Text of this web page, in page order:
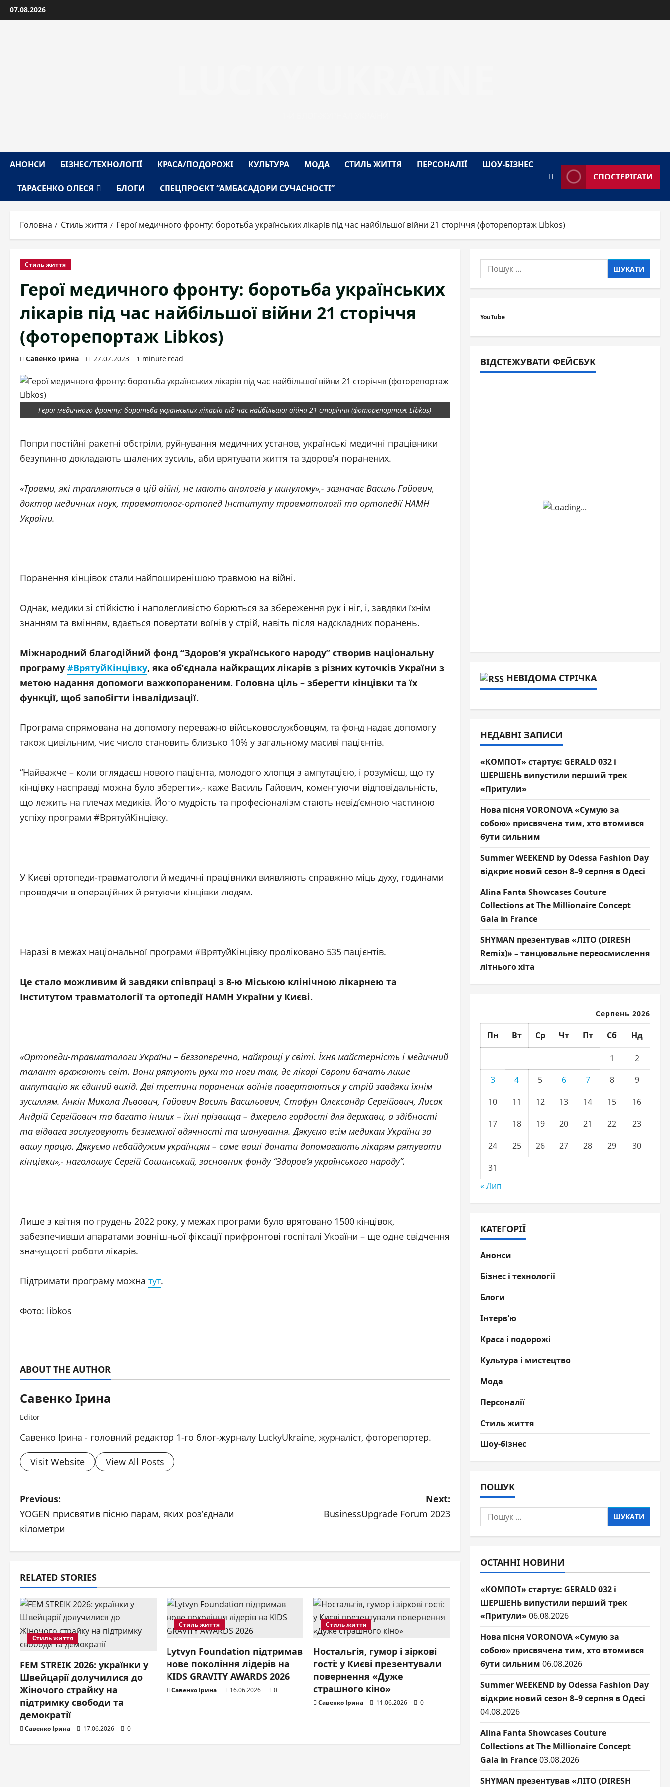
Перейти
до
07.08.2026
АНОНСИ БІЗНЕС/ТЕХНОЛОГІЇ КРАСА/ПОДОРОЖІ КУЛЬТУРА МОДА СТИЛЬ ЖИТТЯ ПЕРСОНАЛІЇ ШОУ-БІЗНЕС
ТАРАСЕНКО ОЛЕСЯ БЛОГИ СПЕЦПРОЄКТ “АМБАСАДОРИ СУЧАСНОСТІ”
СПОСТЕРІГАТИ
Головна Стиль життя Герої медичного фронту: боротьба українських лікарів під час найбільшої війни 21 сторіччя (фоторепортаж Libkos)
Стиль життя
Герої медичного фронту: боротьба українських
лікарів під час найбільшої війни 21 сторіччя
(фоторепортаж Libkos)
Савенко Ірина 27.07.2023 1 minute read
Герої медичного фронту: боротьба українських лікарів під час найбільшої війни 21 сторіччя (фоторепортаж Libkos)
Попри постійні ракетні обстріли, руйнування медичних установ, українські медичні працівники
безупинно докладають шалених зусиль, аби врятувати життя та здоров’я поранених.
«Травми, які трапляються в цій війні, не мають аналогів у минулому»,- зазначає Василь Гайович,
доктор медичних наук, травматолог-ортопед Інституту травматології та ортопедії НАМН
України.
Поранення кінцівок стали найпоширенішою травмою на війні.
Однак, медики зі стійкістю і наполегливістю борються за збереження рук і ніг, і, завдяки їхнім
знанням та вмінням, вдається повертати воїнів у стрій, навіть після надскладних поранень.
Міжнародний благодійний фонд “Здоров’я українського народу” створив національну
програму #ВрятуйКінцівку, яка об’єднала найкращих лікарів з різних куточків України з
метою надання допомоги важкопораненим. Головна ціль – зберегти кінцівки та їх
функції, щоб запобігти інвалідизації.
Програма спрямована на допомогу переважно військовослужбовцям, та фонд надає допомогу
також цивільним, чиє число становить близько 10% у загальному масиві пацієнтів.
“Найважче – коли оглядаєш нового пацієнта, молодого хлопця з ампутацією, і розумієш, що ту
кінцівку насправді можна було зберегти»,- каже Василь Гайович, коментуючи відповідальність,
що лежить на плечах медиків. Його мудрість та професіоналізм стають невід’ємною частиною
успіху програми #ВрятуйКінцівку.
У Києві ортопеди-травматологи й медичні працівники виявляють справжню міць духу, годинами
проводячи в операційних й рятуючи кінцівки людям.
Наразі в межах національної програми #ВрятуйКінцівку проліковано 535 пацієнтів.
Це стало можливим й завдяки співпраці з 8-ю Міською клінічною лікарнею та
Інститутом травматології та ортопедії НАМН України у Києві.
«Ортопеди-травматологи України – беззаперечно, найкращі у світі. Їхня майстерність і медичний
талант вражають світ. Вони рятують руки та ноги там, де лікарі Європи бачать лише
ампутацію як єдиний вихід. Дві третини поранених воїнів повертаються у стрій завдяки їхнім
зусиллям. Анкін Микола Львович, Гайович Василь Васильович, Стафун Олександр Сергійович, Лисак
Андрій Сергійович та багато інших – їхні прізвища – джерело гордості для держави, а здібності
та відвага заслуговують безмежної вдячності та шанування. Дякуємо всім медикам України за
вашу працю. Дякуємо небайдужим українцям – саме ваші донати допомагають лікарям рятувати
кінцівки»,- наголошує Сергій Сошинський, засновник фонду “Здоров’я українського народу”.
Лише з квітня по грудень 2022 року, у межах програми було врятовано 1500 кінцівок,
забезпечивши апаратами зовнішньої фіксації прифронтові госпіталі України – ще одне свідчення
значущості роботи лікарів.
Підтримати програму можна тут.
Фото: libkos
ABOUT THE AUTHOR
Савенко Ірина
Editor
Савенко Ірина - головний редактор 1-го блог-журналу LuckyUkraine, журналіст, фоторепортер.
Visit Website View All Posts
P
o
n
a
v
i
g
a
t
i
Previous:
YOGEN присвятив пісню парам, яких розʼєднали
кілометри
Next:
BusinessUpgrade Forum 2023
RELATED STORIES
Стиль життя
FEM STREIK 2026: українки у
Швейцарії долучилися до
Жіночого страйку на
підтримку свободи та
демократії
Савенко Ірина 17.06.2026 0
Стиль життя
Lytvyn Foundation підтримав
нове покоління лідерів на
KIDS GRAVITY AWARDS 2026
Савенко Ірина 16.06.2026 0
Стиль життя
Ностальгія, гумор і зіркові
гості: у Києві презентували
повернення «Дуже
страшного кіно»
Савенко Ірина 11.06.2026 0
Пошук:
YouTube
ВІДСТЕЖУВАТИ ФЕЙСБУК
НЕВІДОМА СТРІЧКА
НЕДАВНІ ЗАПИСИ
«КОМПОТ» стартує: GERALD 032 і
ШЕРШЕНЬ випустили перший трек
«Притули»
Нова пісня VORONOVA «Сумую за
собою» присвячена тим, хто втомився
бути сильним
Summer WEEKEND by Odessa Fashion Day
відкриє новий сезон 8–9 серпня в Одесі
Alina Fanta Showcases Couture
Collections at The Millionaire Concept
Gala in France
SHYMAN презентував «ЛІТО (DIRESH
Remix)» – танцювальне переосмислення
літнього хіта
Серпень 2026
Пн Вт Ср Чт Пт Сб Нд
1
2
3
4 5 6 7 8
9
10
11 12 13 14 15
16
17
18 19 20 21 22
23
24
25 26 27 28 29
30
31
« Лип
КАТЕГОРІЇ
Анонси
Бізнес і технології
Блоги
Інтерв'ю
Краса і подорожі
Культура і мистецтво
Мода
Персоналії
Стиль життя
Шоу-бізнес
ПОШУК
Пошук:
ОСТАННІ НОВИНИ
«КОМПОТ» стартує: GERALD 032 і
ШЕРШЕНЬ випустили перший трек
«Притули» 06.08.2026
Нова пісня VORONOVA «Сумую за
собою» присвячена тим, хто втомився
бути сильним 06.08.2026
Summer WEEKEND by Odessa Fashion Day
відкриє новий сезон 8–9 серпня в Одесі
04.08.2026
Alina Fanta Showcases Couture
Collections at The Millionaire Concept
Gala in France03.08.2026
SHYMAN презентував «ЛІТО (DIRESH